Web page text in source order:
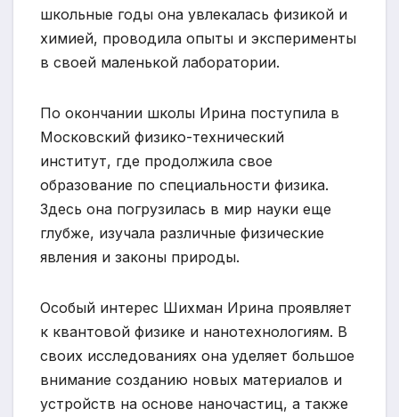
школьные годы она увлекалась физикой и
химией, проводила опыты и эксперименты
в своей маленькой лаборатории.
По окончании школы Ирина поступила в
Московский физико-технический
институт, где продолжила свое
образование по специальности физика.
Здесь она погрузилась в мир науки еще
глубже, изучала различные физические
явления и законы природы.
Особый интерес Шихман Ирина проявляет
к квантовой физике и нанотехнологиям. В
своих исследованиях она уделяет большое
внимание созданию новых материалов и
устройств на основе наночастиц, а также